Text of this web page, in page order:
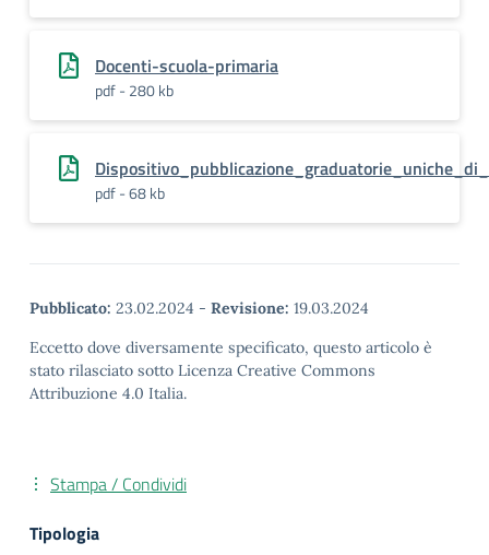
Docenti-scuola-primaria
pdf - 280 kb
pdf - 68 kb
Pubblicato: 23.02.2024 - Revisione: 19.03.2024
Eccetto dove diversamente specificato, questo articolo è
stato rilasciato sotto Licenza Creative Commons
Attribuzione 4.0 Italia.
Stampa / Condividi
Tipologia